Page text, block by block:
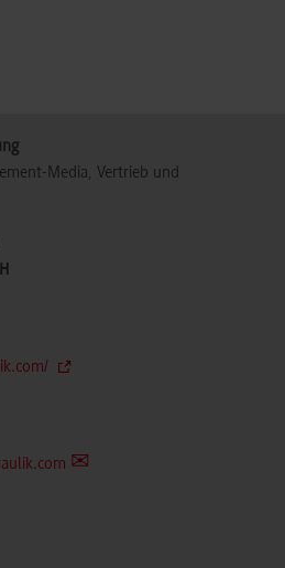
Media, Vertrieb und